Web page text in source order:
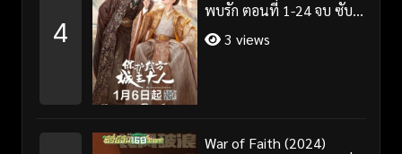
4
พบรัก ตอนที่ 1-24 จบ ซับ
ไทย/พากย์ไทย
3 views
War of Faith (2024)